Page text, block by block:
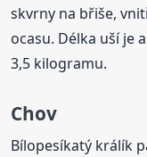
skvrny na břiše,
ocasu. Délka uší je
3,5 kilogramu.
Chov
Bílopesíkatý králík